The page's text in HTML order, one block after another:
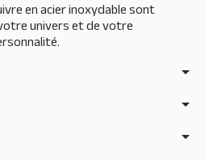
en acier inoxydable sont
univers et de votre
arrow_drop_down
arrow_drop_down
arrow_drop_down